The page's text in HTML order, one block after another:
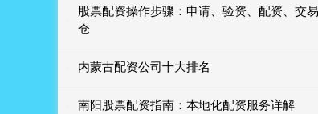
股票配资操作步骤：申请、验资、配资、交
仓
内蒙古配资公司十大排名
南阳股票配资指南：本地化配资服务详解